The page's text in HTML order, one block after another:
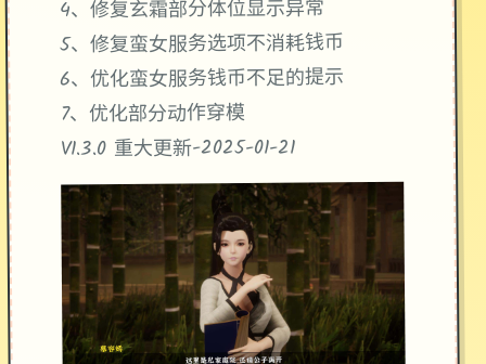
4、修复玄霜部分体位显示异常
5、修复蛮女服务选项不消耗钱币
6、优化蛮女服务钱币不足的提示
7、优化部分动作穿模
V1.3.0 重大更新-2025-01-21